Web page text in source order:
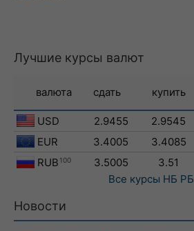
Лучшие курсы валют
валюта сдать купить
USD 2.9455 2.9545
EUR
3.4005 3.4085
RUB 100 3.5005 3.51
Все курсы НБ РБ
Новости